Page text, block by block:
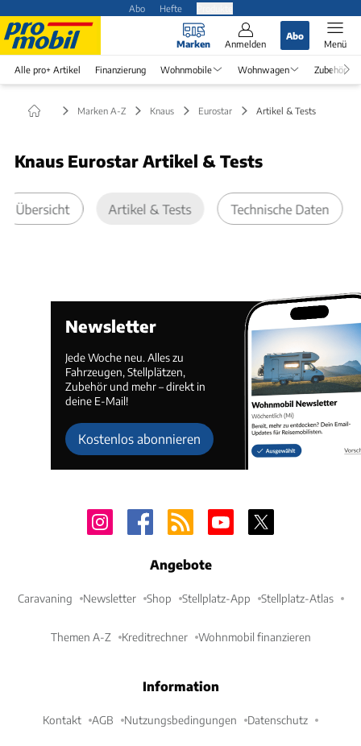
Abo Hefte
Marken Anmelden
Abo
Menü
Alle pro+ Artikel Finanzierung Wohnmobile Wohnwagen Zubehör
Marken A-Z Knaus Eurostar Artikel & Tests
Knaus Eurostar Artikel & Tests
Übersicht Artikel & Tests Technische Daten
Newsletter
Jede Woche neu. Alles zu
Fahrzeugen, Stellplätzen,
Zubehör und mehr – direkt in
deine E-Mail!
Kostenlos abonnieren
Angebote
Caravaning Newsletter Shop Stellplatz-App Stellplatz-Atlas
Themen A-Z Kreditrechner Wohnmobil finanzieren
Information
Kontakt AGB Nutzungsbedingungen Datenschutz